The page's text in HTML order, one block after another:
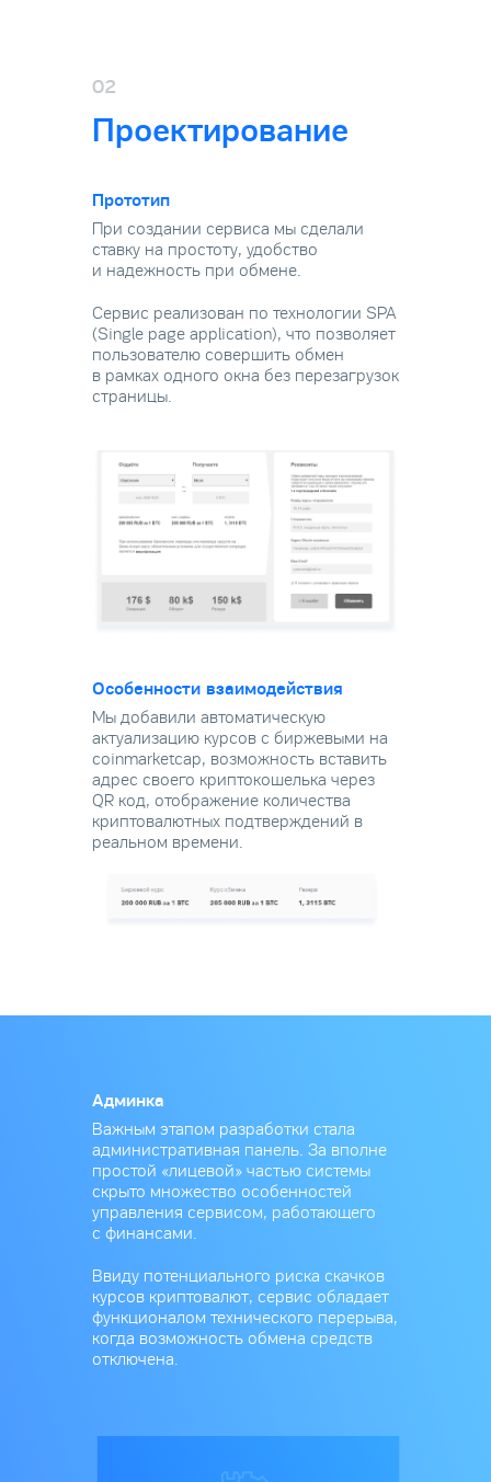
02
Проектирование
Прототип
При создании сервиса мы сделали
ставку на простоту, удобство
и надежность при обмене.
Сервис реализован по технологии SPA
(Single page application), что позволяет
пользователю совершить обмен
в рамках одного окна без перезагрузок
страницы.
Особенности взаимодействия
Мы добавили автоматическую
актуализацию курсов с биржевыми на
coinmarketcap, возможность вставить
адрес своего криптокошелька через
QR код, отображение количества
криптовалютных подтверждений в
реальном времени.
Админка
Важным этапом разработки стала
административная панель. За вполне
простой «лицевой» частью системы
скрыто множество особенностей
управления сервисом, работающего
с финансами.
Ввиду потенциального риска скачков
курсов криптовалют, сервис обладает
функционалом технического перерыва,
когда возможность обмена средств
отключена.